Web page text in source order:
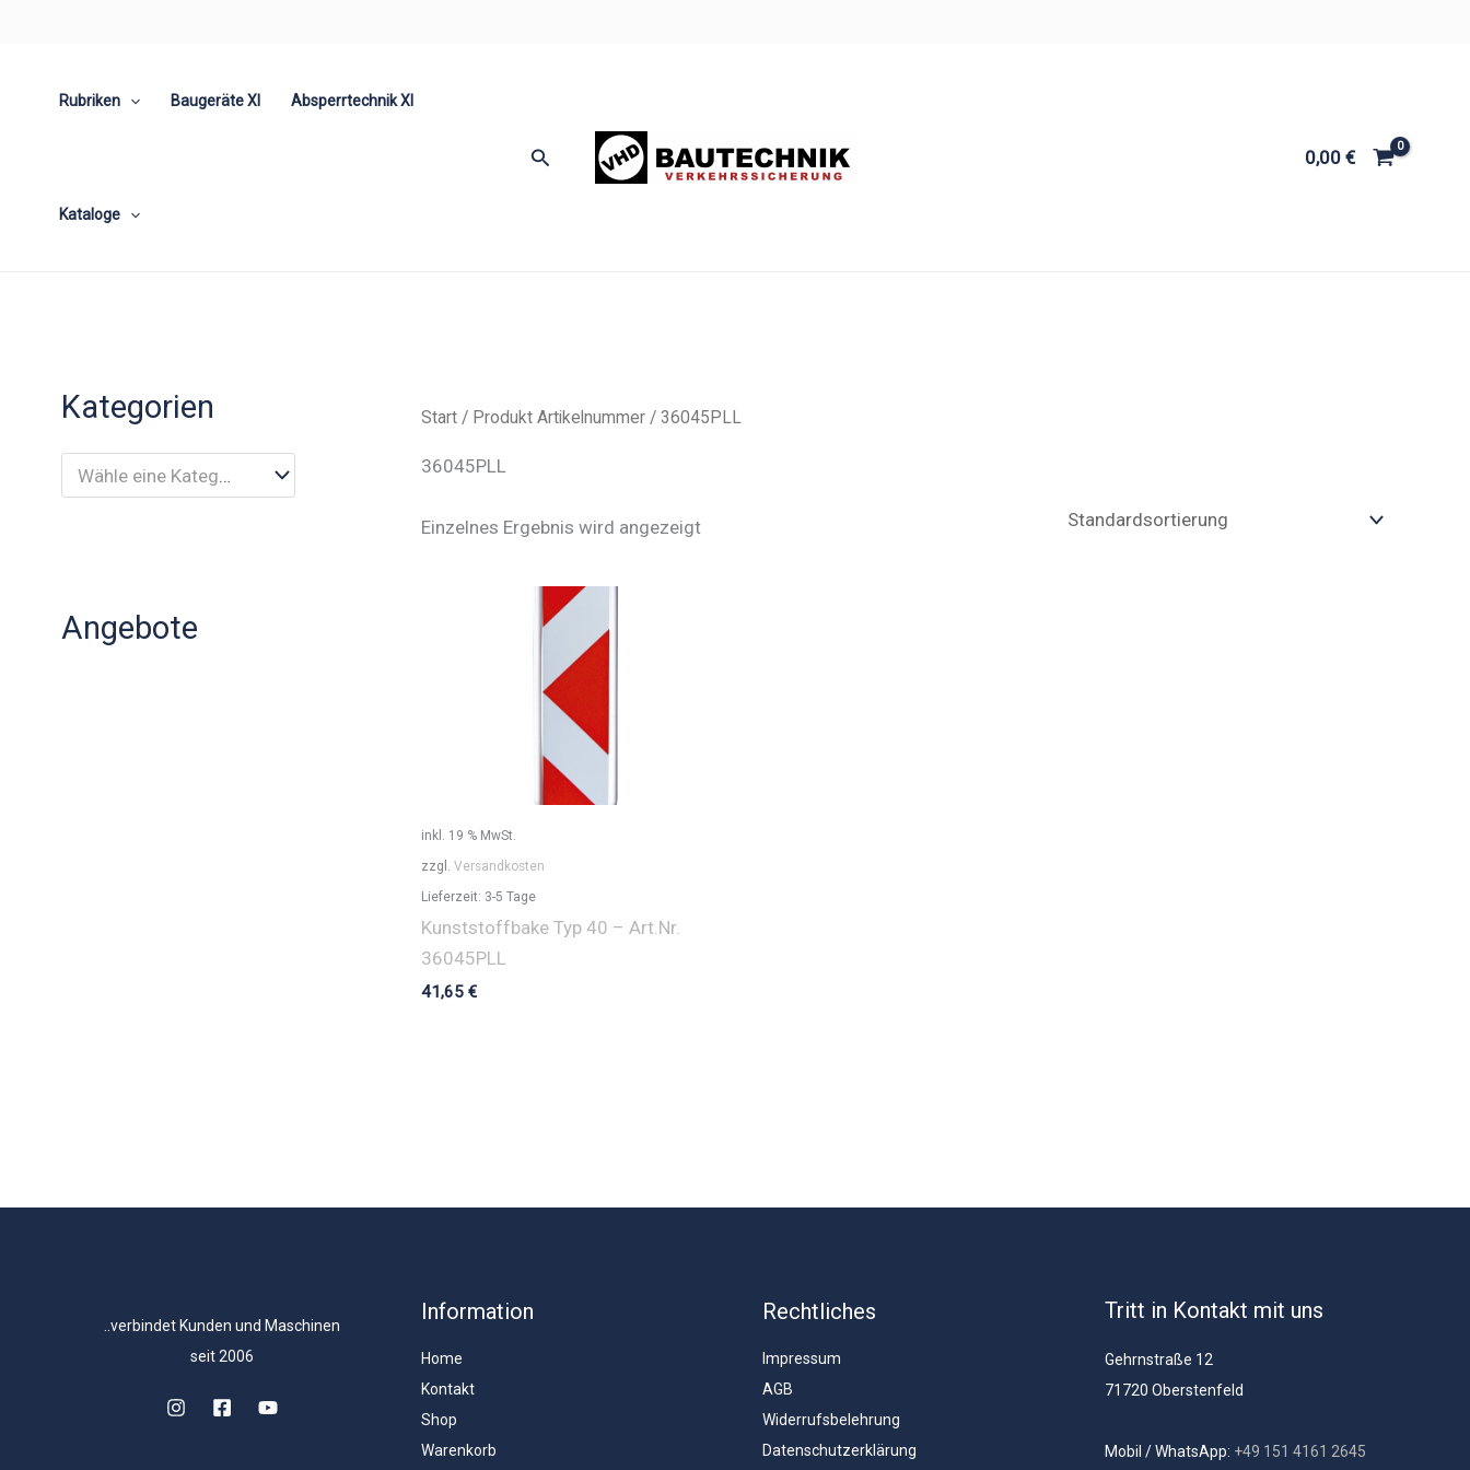
Rubriken Baugeräte XI Absperrtechnik XI
Kataloge
Suchen 0,00 €
Kategorien
Wähle eine Kategorie
Angebote
Start / Produkt Artikelnummer / 36045PLL
36045PLL
Einzelnes Ergebnis wird angezeigt
inkl. 19 % MwSt.
zzgl. Versandkosten
Lieferzeit: 3-5 Tage
Kunststoffbake Typ 40 – Art.Nr.
36045PLL
41,65 €
..verbindet Kunden und Maschinen
seit 2006
Information
Home
Kontakt
Shop
Warenkorb
Rechtliches
Impressum
AGB
Widerrufsbelehrung
Datenschutzerklärung
Tritt in Kontakt mit uns
Gehrnstraße 12
71720 Oberstenfeld
Mobil / WhatsApp: +49 151 4161 2645